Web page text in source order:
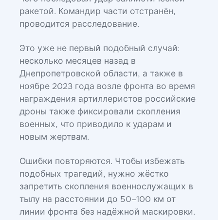
ракетой. Командир части отстранён,
проводится расследование.
Это уже не первый подобный случай:
несколько месяцев назад в
Днепропетровской области, а также в
ноябре 2023 года возле фронта во время
награждения артиллеристов российские
дроны также фиксировали скопления
военных, что приводило к ударам и
новым жертвам.
Ошибки повторяются. Чтобы избежать
подобных трагедий, нужно жёстко
запретить скопления военнослужащих в
тылу на расстоянии до 50–100 км от
линии фронта без надёжной маскировки.